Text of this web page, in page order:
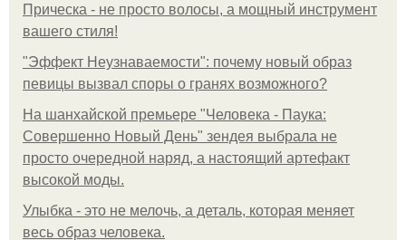
Прическа - не просто волосы, а мощный инструмент
вашего стиля!
"Эффект Неузнаваемости": почему новый образ
певицы вызвал споры о гранях возможного?
На шанхайской премьере "Человека - Паука:
Совершенно Новый День" зендея выбрала не
просто очередной наряд, а настоящий артефакт
высокой моды.
Улыбка - это не мелочь, а деталь, которая меняет
весь образ человека.